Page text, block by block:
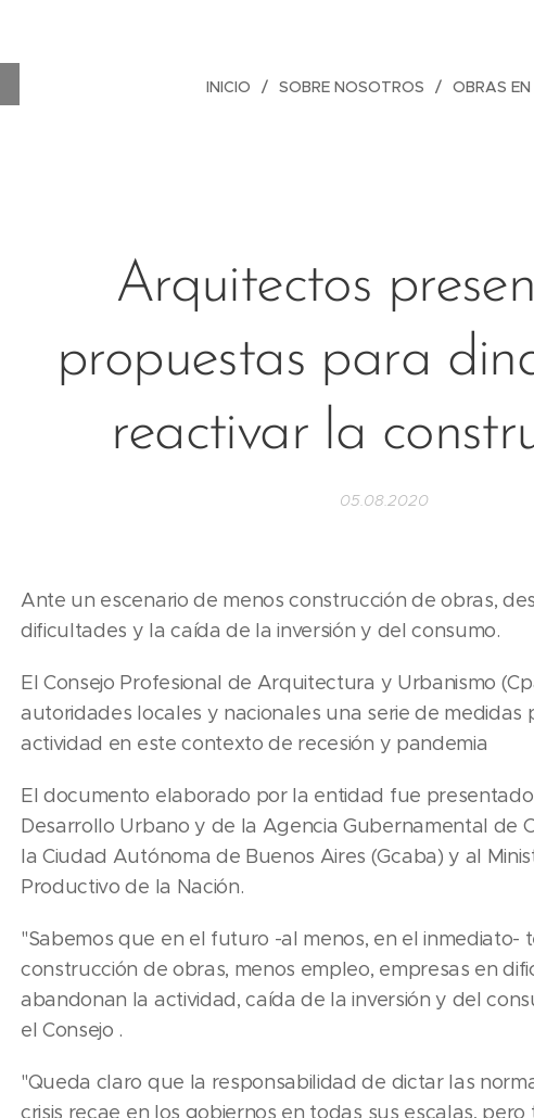
INICIO SOBRE NOSOTROS OBRAS EN
Arquitectos
propuestas para
reactivar la
05.08.2020
Ante un escenario de menos construcción de obras,
dificultades y la caída de la inversión y del consumo.
El Consejo Profesional de Arquitectura y Urbanismo
autoridades locales y nacionales una serie de medidas
actividad en este contexto de recesión y pandemia
El documento elaborado por la entidad fue
Desarrollo Urbano y de la Agencia Gubernamental de
la Ciudad Autónoma de Buenos Aires (Gcaba) y al
Productivo de la Nación.
"Sabemos que en el futuro -al menos, en el inmediato-
construcción de obras, menos empleo, empresas en
abandonan la actividad, caída de la inversión y del
el Consejo .
"Queda claro que la responsabilidad de dictar las
crisis recae en los gobiernos en todas sus escalas, pero